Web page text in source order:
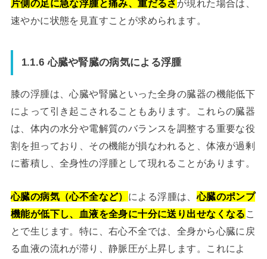
片側の足に急な浮腫と痛み、重だるさ が現れた場合は、
速やかに状態を見直すことが求められます。
1.1.6 心臓や腎臓の病気による浮腫
膝の浮腫は、心臓や腎臓といった全身の臓器の機能低下
によって引き起こされることもあります。これらの臓器
は、体内の水分や電解質のバランスを調整する重要な役
割を担っており、その機能が損なわれると、体液が過剰
に蓄積し、全身性の浮腫として現れることがあります。
心臓の病気（心不全など） による浮腫は、心臓のポンプ
機能が低下し、血液を全身に十分に送り出せなくなる こ
とで生じます。特に、右心不全では、全身から心臓に戻
る血液の流れが滞り、静脈圧が上昇します。これによ